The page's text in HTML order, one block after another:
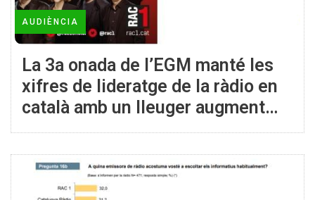
AUDIÈNCIA
La 3a onada de l’EGM manté les
xifres de lideratge de la ràdio en
català amb un lleuger augment
respecte l’anterior estudi